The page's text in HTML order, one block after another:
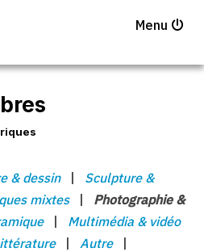
Menu
& dessin| Sculpture &
mixtes| Photographie &
| Multimédia & vidéo
| Autre|